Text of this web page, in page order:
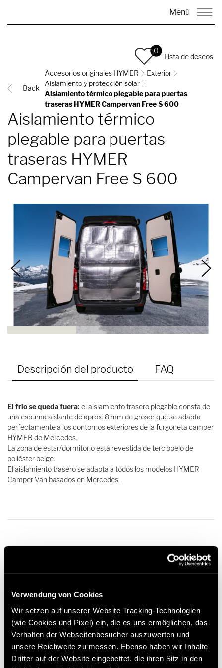
Verwendung von Cookies
Wir setzen auf unserer Website Tracking-Technologien
(wie Cookies und Pixel) ein, die es uns ermöglichen, das
Verhalten der Webseitenbesucher auszuwerten und
unsere Reichweite zu messen. Ebenso haben wir Inhalte
Dritter auf der Website eingebettet, die ihren Sitz in den
Menú
0
Lista de deseos
Back
Accesorios originales HYMER
Exterior
Aislamiento y protección solar
Aislamiento térmico plegable para puertas
traseras HYMER Campervan Free S 600
Aislamiento térmico
plegable para puertas
traseras HYMER
Campervan Free S 600
Descripción del producto FAQ
El frío se queda fuera: el aislamiento trasero plegable consta de
una espuma aislante de aprox. 8 mm de grosor que se adapta
perfectamente a los contornos exteriores de la furgoneta camper
HYMER de Mercedes.
La zona de estar/dormitorio está revestida de terciopelo de
poliéster beige.
El aislamiento trasero se adapta a todos los modelos HYMER
Camper Van basados en Mercedes.
Recomendación de precio no vinculante*
Añadir a la lista de deseos
¿El artículo se adapta a mi vehículo?